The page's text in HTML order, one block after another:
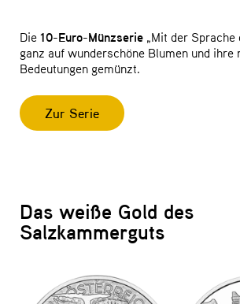
Die 10-Euro-Münzserie „Mit der Sprache
ganz auf wunderschöne Blumen und ihre
Bedeutungen gemünzt.
Zur Serie
Das weiße Gold des
Salzkammerguts